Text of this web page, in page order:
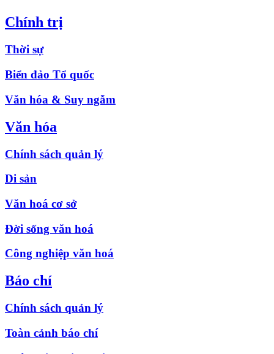
Chính trị
Thời sự
Biển đảo Tổ quốc
Văn hóa & Suy ngẫm
Văn hóa
Chính sách quản lý
Di sản
Văn hoá cơ sở
Đời sống văn hoá
Công nghiệp văn hoá
Báo chí
Chính sách quản lý
Toàn cảnh báo chí